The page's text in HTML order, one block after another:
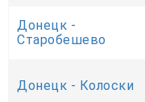
Донецк -
Старобешево
Донецк - Колоски